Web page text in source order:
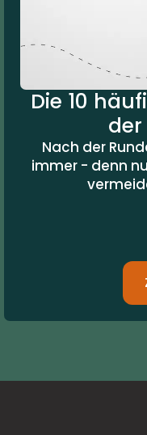
Die 10
Nach der
immer - denn